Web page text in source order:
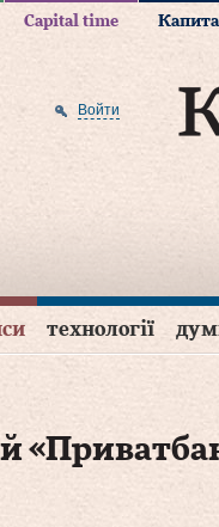
Capital time
Войти
технології